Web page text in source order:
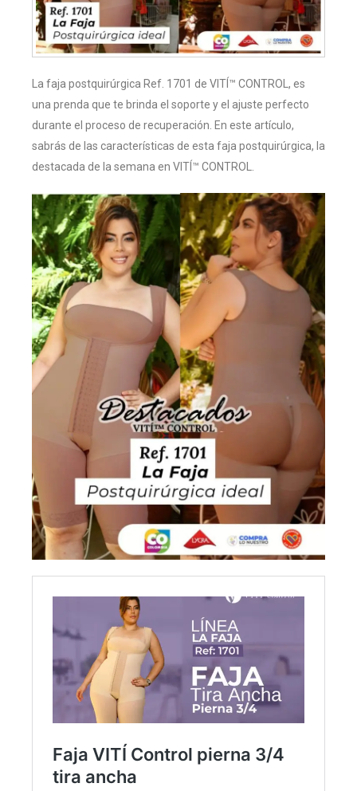
La faja postquirúrgica Ref. 1701 de VITÍ™ CONTROL, es
una prenda que te brinda el soporte y el ajuste perfecto
durante el proceso de recuperación. En este artículo,
sabrás de las características de esta faja postquirúrgica, la
destacada de la semana en VITÍ™ CONTROL.